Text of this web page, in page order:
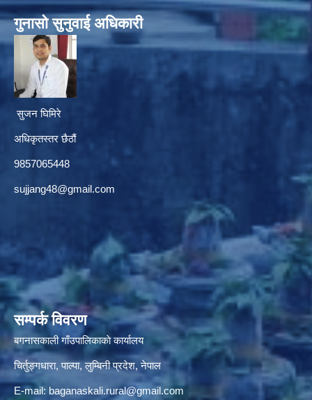
गुनासाे सुनुवाई अधिकारी
सुजन घिमिरे
अधिकृतस्तर छैठौं‌
9857065448
sujjang48@gmail.com
सम्पर्क विवरण
बगनासकाली गाँउपालिकाकाे कार्यालय
चिर्तुङ्गधारा, पाल्पा, लुम्बिनी प्रदेश, नेपाल
E-mail: baganaskali.rural@gmail.com